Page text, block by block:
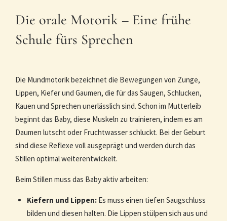
Die orale Motorik – Eine frühe
Schule fürs Sprechen
Die Mundmotorik bezeichnet die Bewegungen von Zunge,
Lippen, Kiefer und Gaumen, die für das Saugen, Schlucken,
Kauen und Sprechen unerlässlich sind. Schon im Mutterleib
beginnt das Baby, diese Muskeln zu trainieren, indem es am
Daumen lutscht oder Fruchtwasser schluckt. Bei der Geburt
sind diese Reflexe voll ausgeprägt und werden durch das
Stillen optimal weiterentwickelt.
Beim Stillen muss das Baby aktiv arbeiten:
Kiefern und Lippen:Es muss einen tiefen Saugschluss
bilden und diesen halten. Die Lippen stülpen sich aus und